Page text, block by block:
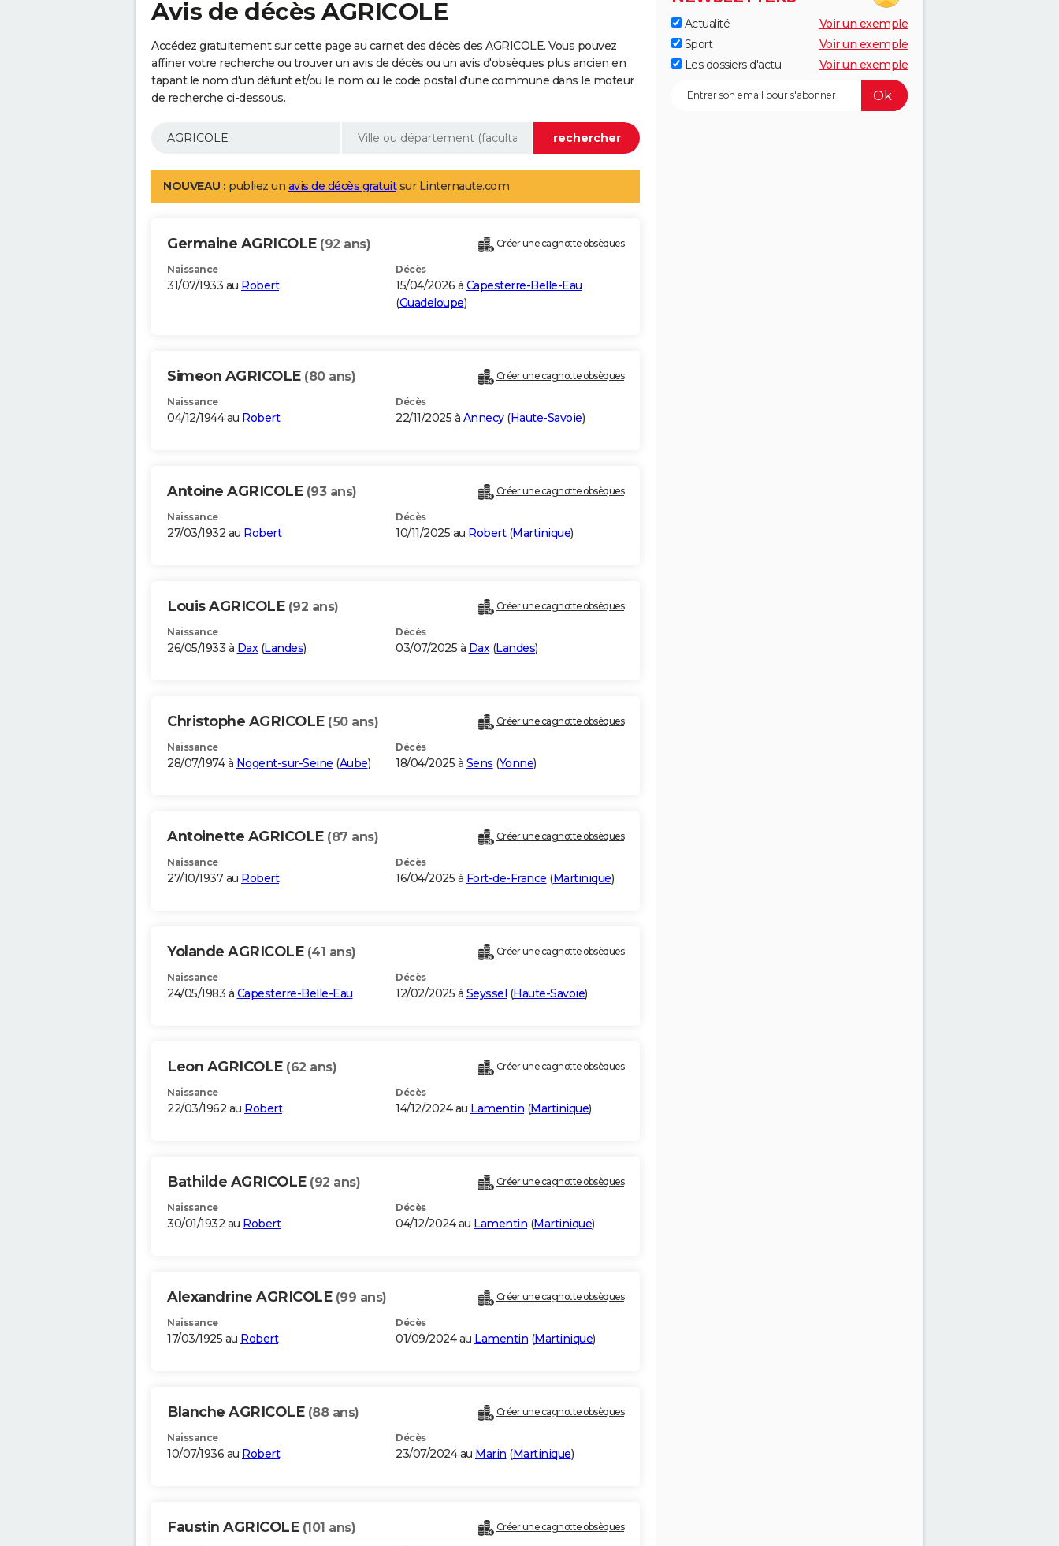
Avis de décès AGRICOLE
Accédez gratuitement sur cette page au carnet des décès des AGRICOLE. Vous pouvez
affiner votre recherche ou trouver un avis de décès ou un avis d'obsèques plus ancien en
tapant le nom d'un défunt et/ou le nom ou le code postal d'une commune dans le moteur
de recherche ci-dessous.
NOUVEAU : publiez un avis de décès gratuitsur Linternaute.com
Germaine AGRICOLE (92 ans) Créer une cagnotte obsèques
Naissance
31/07/1933 au Robert
Décès
15/04/2026 à Capesterre-Belle-Eau
(Guadeloupe)
Simeon AGRICOLE (80 ans) Créer une cagnotte obsèques
Naissance
04/12/1944 au Robert
Décès
22/11/2025 à Annecy(Haute-Savoie)
Antoine AGRICOLE (93 ans) Créer une cagnotte obsèques
Naissance
27/03/1932 au Robert
Décès
10/11/2025 au Robert(Martinique)
Louis AGRICOLE (92 ans) Créer une cagnotte obsèques
Naissance
26/05/1933 à Dax(Landes)
Décès
03/07/2025 à Dax(Landes)
Christophe AGRICOLE (50 ans) Créer une cagnotte obsèques
Naissance
28/07/1974 à Nogent-sur-Seine (Aube)
Décès
18/04/2025 à Sens (Yonne)
Antoinette AGRICOLE (87 ans) Créer une cagnotte obsèques
Naissance
27/10/1937 au Robert
Décès
16/04/2025 à Fort-de-France (Martinique)
Yolande AGRICOLE (41 ans) Créer une cagnotte obsèques
Naissance
24/05/1983 à Capesterre-Belle-Eau
Décès
12/02/2025 à Seyssel (Haute-Savoie)
Leon AGRICOLE (62 ans) Créer une cagnotte obsèques
Naissance
22/03/1962 au Robert
Décès
14/12/2024 au Lamentin (Martinique)
Bathilde AGRICOLE (92 ans) Créer une cagnotte obsèques
Naissance
30/01/1932 au Robert
Décès
04/12/2024 au Lamentin (Martinique)
Alexandrine AGRICOLE (99 ans) Créer une cagnotte obsèques
Naissance
17/03/1925 au Robert
Décès
01/09/2024 au Lamentin (Martinique)
Blanche AGRICOLE (88 ans) Créer une cagnotte obsèques
Naissance
10/07/1936 au Robert
Décès
23/07/2024 au Marin (Martinique)
Faustin AGRICOLE (101 ans) Créer une cagnotte obsèques
Actualité
Voir un exemple
Sport
Voir un exemple
Les dossiers d'actu
Voir un exemple